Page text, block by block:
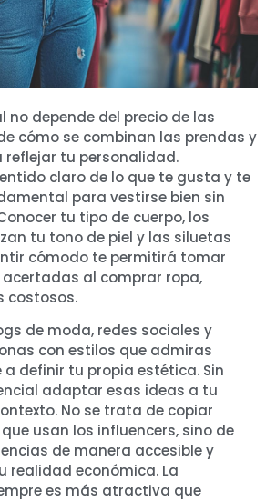
no depende del precio de las
cómo se combinan las prendas y
reflejar tu personalidad.
claro de lo que te gusta y te
para vestirse bien sin
tu tipo de cuerpo, los
tu tono de piel y las siluetas
cómodo te permitirá tomar
al comprar ropa,
costosos.
de moda, redes sociales y
con estilos que admiras
definir tu propia estética. Sin
adaptar esas ideas a tu
No se trata de copiar
usan los influencers, sino de
de manera accesible y
realidad económica. La
es más atractiva que